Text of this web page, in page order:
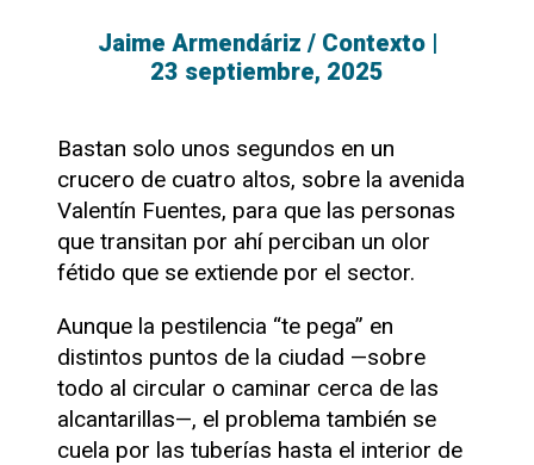
Jaime Armendáriz / Contexto |
23 septiembre, 2025
Bastan solo unos segundos en un
crucero de cuatro altos, sobre la avenida
Valentín Fuentes, para que las personas
que transitan por ahí perciban un olor
fétido que se extiende por el sector.
Aunque la pestilencia “te pega” en
distintos puntos de la ciudad —sobre
todo al circular o caminar cerca de las
alcantarillas—, el problema también se
cuela por las tuberías hasta el interior de